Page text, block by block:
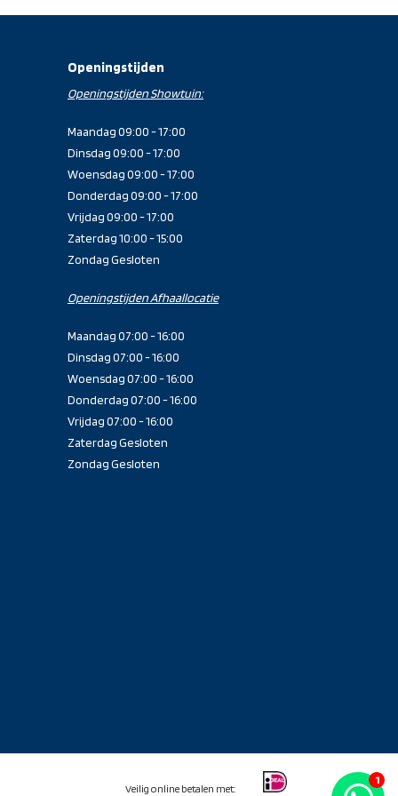
Openingstijden
Openingstijden Showtuin:
Maandag 09:00 - 17:00
Dinsdag 09:00 - 17:00
Woensdag 09:00 - 17:00
Donderdag 09:00 - 17:00
Vrijdag 09:00 - 17:00
Zaterdag 10:00 - 15:00
Zondag Gesloten
Openingstijden Afhaallocatie
Maandag 07:00 - 16:00
Dinsdag 07:00 - 16:00
Woensdag 07:00 - 16:00
Donderdag 07:00 - 16:00
Vrijdag 07:00 - 16:00
Zaterdag Gesloten
Zondag Gesloten
Veilig online betalen met: